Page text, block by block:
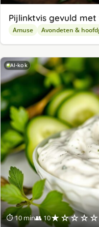
Pijlinktvis gevuld
Amuse Avondeten &
AI-kok
⏱ 10 min👥 10★☆☆☆☆